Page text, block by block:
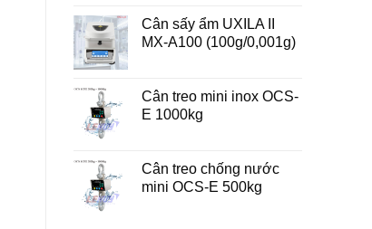
Cân sấy ẩm UXILA II
MX-A100 (100g/0,001g)
Cân treo mini inox OCS-
E 1000kg
Cân treo chống nước
mini OCS-E 500kg